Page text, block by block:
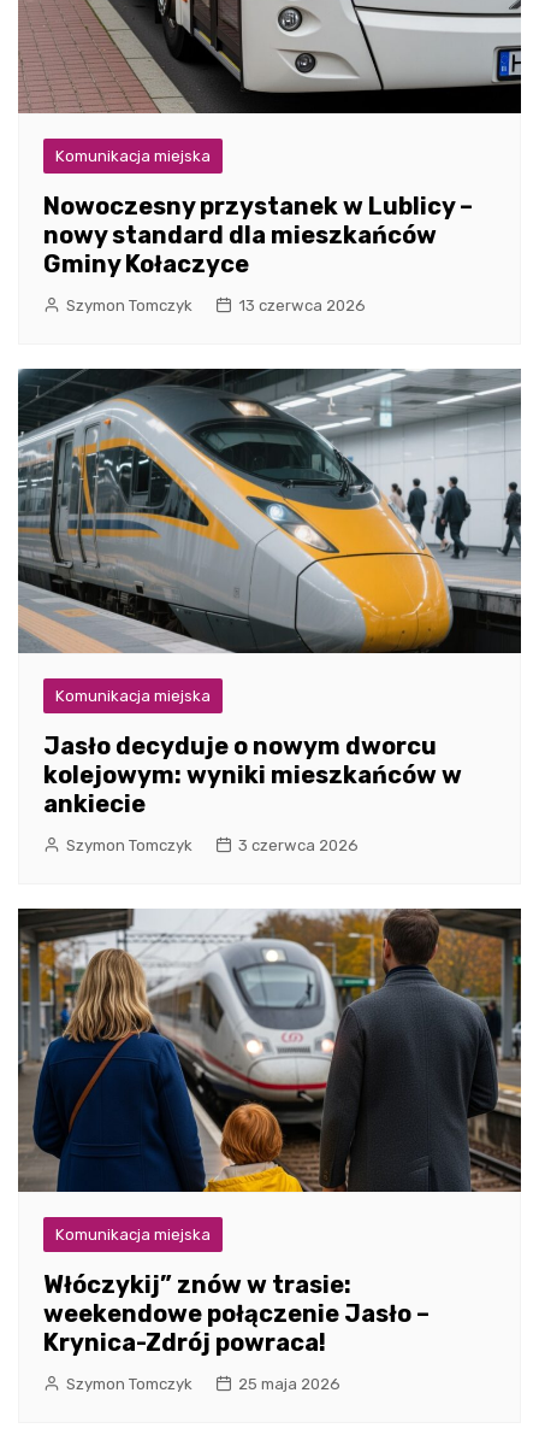
Komunikacja miejska
Nowoczesny przystanek w Lublicy –
nowy standard dla mieszkańców
Gminy Kołaczyce
Szymon Tomczyk 13 czerwca 2026
Komunikacja miejska
Jasło decyduje o nowym dworcu
kolejowym: wyniki mieszkańców w
ankiecie
Szymon Tomczyk 3 czerwca 2026
Komunikacja miejska
Włóczykij” znów w trasie:
weekendowe połączenie Jasło –
Krynica-Zdrój powraca!
Szymon Tomczyk 25 maja 2026